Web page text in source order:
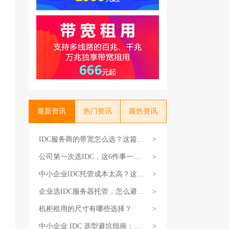
最新资讯 热门资讯 最热资讯
IDC服务商的带宽怎么选？这篇教
你不花冤枉钱
>
公司第一次选IDC，这6件事一定
要搞清楚
>
中小企业IDC托管成本太高？这3
个省钱技巧试试
>
企业选IDC服务器托管，怎么避坑
不花冤枉钱？
>
机柜租用的尺寸有哪些选择？ >
中小企业 IDC 选型避坑指南：选 >